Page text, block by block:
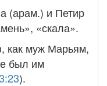
(арам.) и Петир
«скала».
как муж Марьям,
был им
).